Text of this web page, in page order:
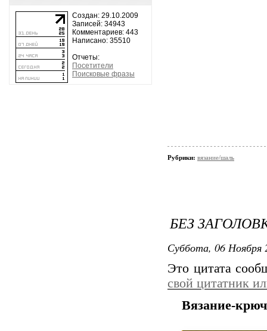
Создан: 29.10.2009
Записей: 34943
Комментариев: 443
Написано: 35510
Отчеты:
Посетители
Поисковые фразы
Рубрики: вязание/шаль
БЕЗ
Суббота, 06 Ноября
Это цитата
свой цитатник
Вязание-